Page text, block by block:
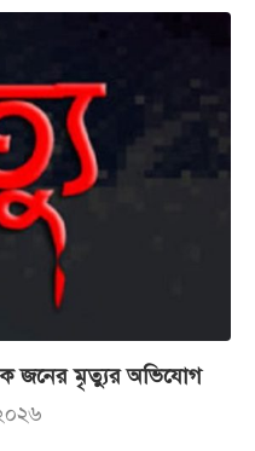
জনের মৃত্যুর অভিযোগ